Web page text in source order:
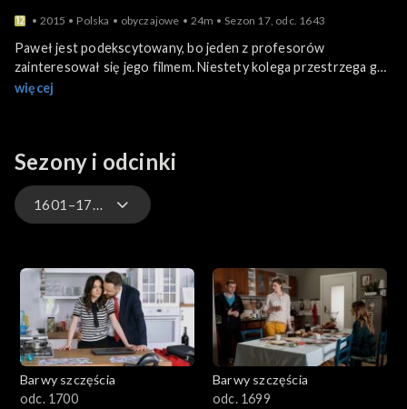
2015 Polska obyczajowe 24m Sezon 17, odc. 1643
Paweł jest podekscytowany, bo jeden z profesorów
zainteresował się jego filmem. Niestety kolega przestrzega go,
że wykładowca słynie z podkradania pomysłów. Piasecki boi się
przez Paszkowską.
więcej
Sezony i odcinki
1601–1700
3201-3300
3101-3200
3001-3100
Barwy szczęścia
odc. 1700
Barwy szczęścia
odc. 1699